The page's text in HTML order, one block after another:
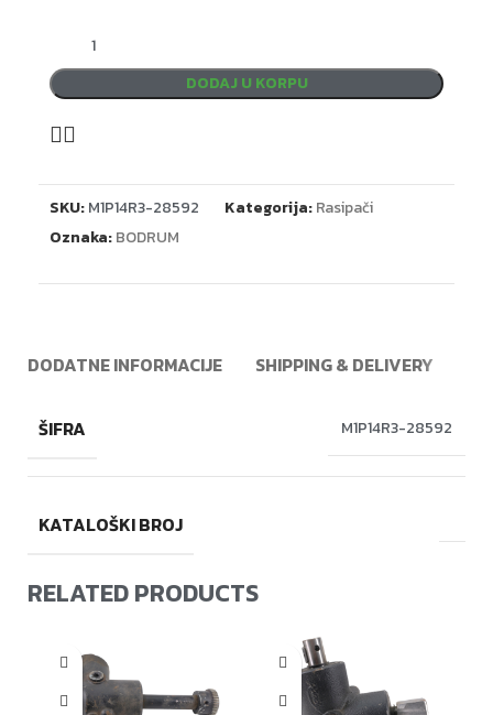
DODAJ U KORPU
SKU:M1P14R3-28592 Kategorija:Rasipači
Oznaka:BODRUM
DODATNE INFORMACIJE SHIPPING & DELIVERY
ŠIFRA M1P14R3-28592
KATALOŠKI BROJ
RELATED PRODUCTS